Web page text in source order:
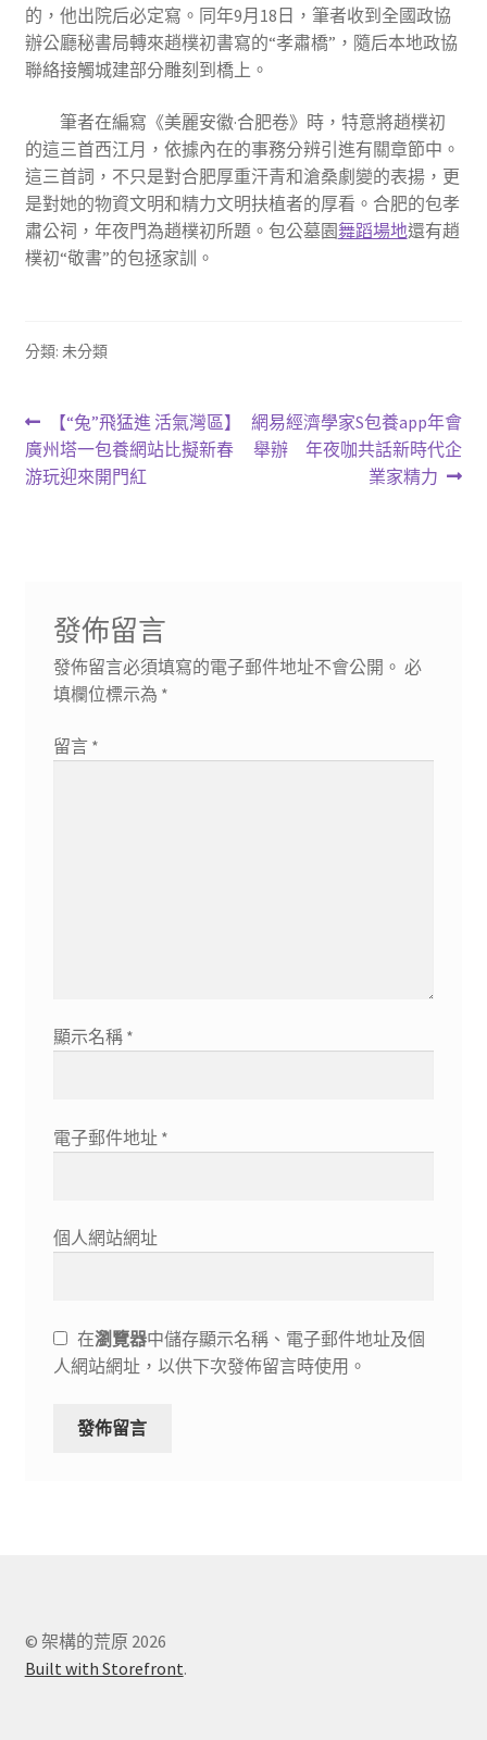
的，他出院后必定寫。同年9月18日，筆者收到全國政協
辦公廳秘書局轉來趙樸初書寫的“孝肅橋”，隨后本地政協
聯絡接觸城建部分雕刻到橋上。
筆者在編寫《美麗安徽·合肥卷》時，特意將趙樸初
的這三首西江月，依據內在的事務分辨引進有關章節中。
這三首詞，不只是對合肥厚重汗青和滄桑劇變的表揚，更
是對她的物資文明和精力文明扶植者的厚看。合肥的包孝
肅公祠，年夜門為趙樸初所題。包公墓園舞蹈場地還有趙
樸初“敬書”的包拯家訓。
分類: 未分類
文
章
上
一
篇
【“兔”飛猛進 活氣灣區】
廣州塔一包養網站比擬新春
游玩迎來開門紅
下
一
網易經濟學家S包養app年會
舉辦 年夜咖共話新時代企
業家精力
發佈留言
發佈留言必須填寫的電子郵件地址不會公開。 必
填欄位標示為 *
留言 *
顯示名稱 *
電子郵件地址 *
個人網站網址
在瀏覽器中儲存顯示名稱、電子郵件地址及個
人網站網址，以供下次發佈留言時使用。
© 架構的荒原 2026
Built with Storefront.